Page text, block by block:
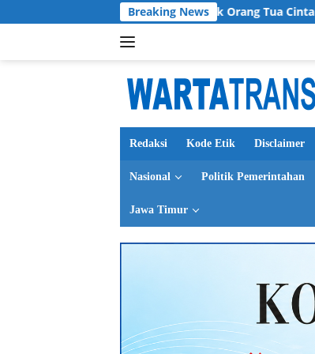
ke
Breaking News
Jember Ajak Orang Tua Cintai Anak Seutuhnya
Redaksi Kode Etik Disclaimer
Nasional Politik Pemerintahan
Jawa Timur